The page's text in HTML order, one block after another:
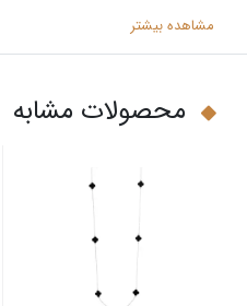
مشاهده بیشتر
محصولات مشابه